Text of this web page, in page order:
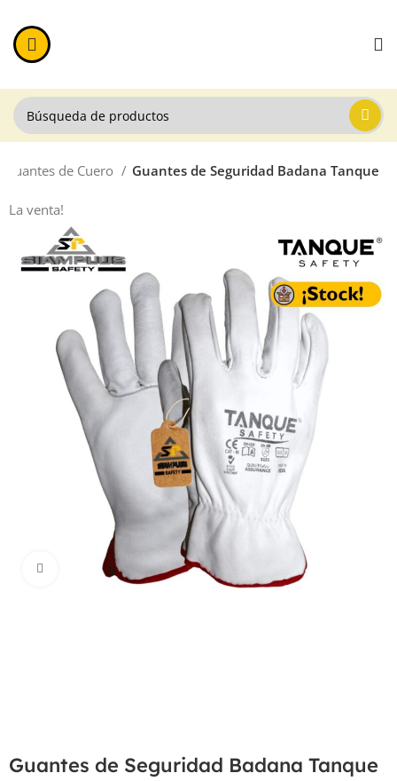
Guantes de Cuero Guantes de Seguridad Badana Tanque
La venta!
Haga Click para agrandar
Guantes de Seguridad Badana Tanque